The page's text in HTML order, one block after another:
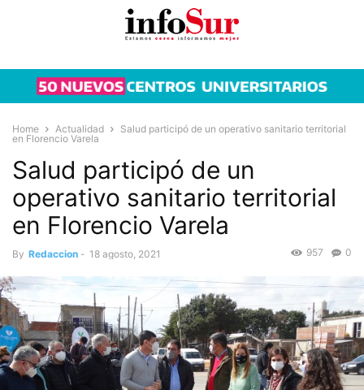
Home Actualidad
Salud participó de un operativo sanitario territorial
en Florencio Varela
Salud participó de un
operativo sanitario territorial
en Florencio Varela
By Redaccion - 18 agosto, 2021 0
957